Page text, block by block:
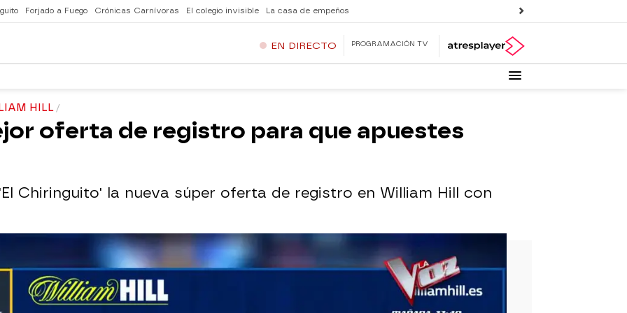
Forjado a Fuego Crónicas Carnívoras El colegio invisible La casa de empeños
EN DIRECTO PROGRAMACIÓN TV
HILL
oferta de registro para que apuestes
Chiringuito' la nueva súper oferta de registro en William Hill con